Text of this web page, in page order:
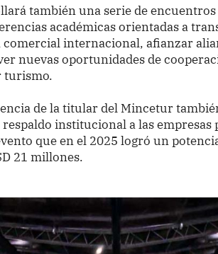
también una serie de encuentros
académicas orientadas a
comercial internacional, afianzar
nuevas oportunidades de
turismo.
de la titular del Mincetur
institucional a las empresas
que en el 2025 logró un
21 millones.